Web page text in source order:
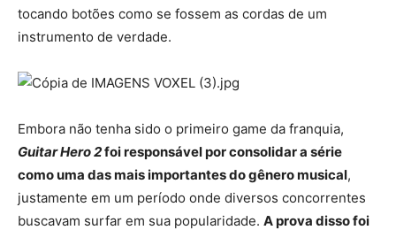
tocando botões como se fossem as cordas de um
instrumento de verdade.
Embora não tenha sido o primeiro game da franquia,
Guitar Hero 2foi responsável por consolidar a série
como uma das mais importantes do gênero musical,
justamente em um período onde diversos concorrentes
buscavam surfar em sua popularidade. A prova disso foi